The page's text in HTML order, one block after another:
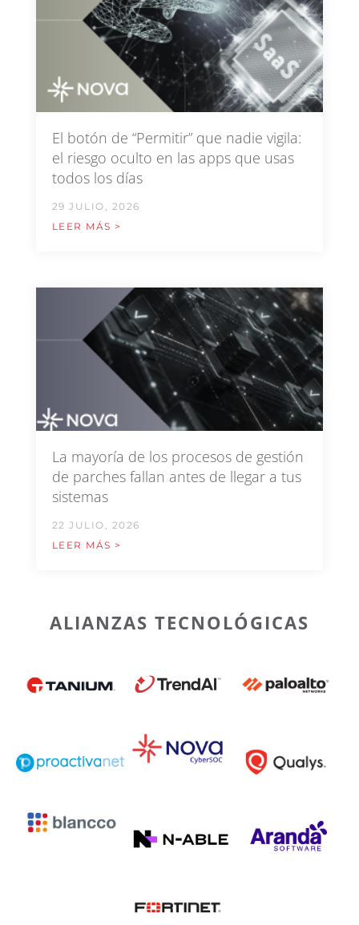
El botón de “Permitir” que nadie vigila:
el riesgo oculto en las apps que usas
todos los días
29 JULIO, 2026
LEER MÁS >
La mayoría de los procesos de gestión
de parches fallan antes de llegar a tus
sistemas
22 JULIO, 2026
LEER MÁS >
ALIANZAS TECNOLÓGICAS